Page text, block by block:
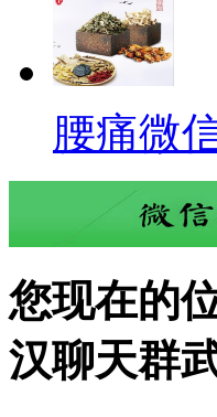
腰痛微
您现在的
汉聊天群